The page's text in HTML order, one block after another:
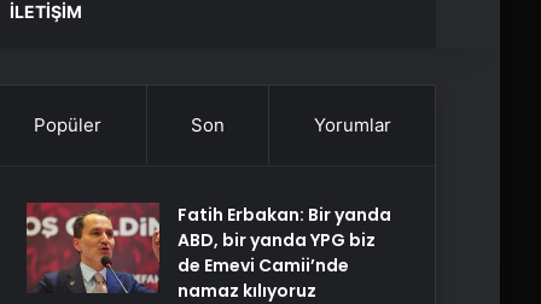
İLETIŞIM
Popüler Son Yorumlar
Fatih Erbakan: Bir yanda
ABD, bir yanda YPG biz
de Emevi Camii’nde
namaz kılıyoruz